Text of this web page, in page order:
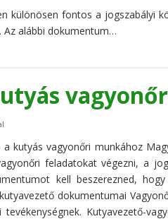
különösen fontos a jogszabályi
Az alábbi dokumentum…
kutyás vagyonőri munkához
feladatokat végezni, a
kell beszerezned,
dokumentumai
Kutyavezető-